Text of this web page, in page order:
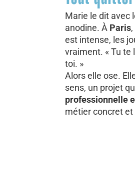
Marie le dit avec
anodine. À Paris
est intense, les
vraiment. « Tu te
toi. »
Alors elle ose.
sens, un projet
professionnelle
métier concret et